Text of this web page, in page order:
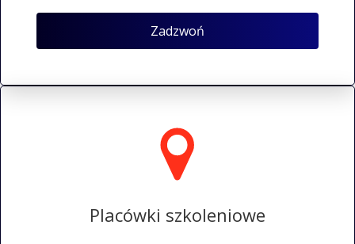
Zadzwoń
Placówki szkoleniowe